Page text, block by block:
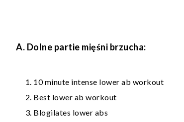
A. Dolne partie mięśni brzucha:
10 minute intense lower ab workout
Best lower ab workout
Blogilates lower abs